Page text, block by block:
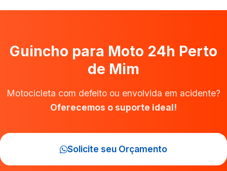
Guincho para Moto 24h Perto
de Mim
Motocicleta com defeito ou envolvida em acidente?
Oferecemos o suporte ideal!
Solicite seu Orçamento